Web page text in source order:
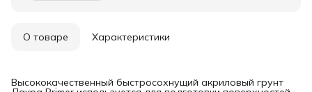
О товаре Характеристики
Высококачественный быстросохнущий акриловый грунт